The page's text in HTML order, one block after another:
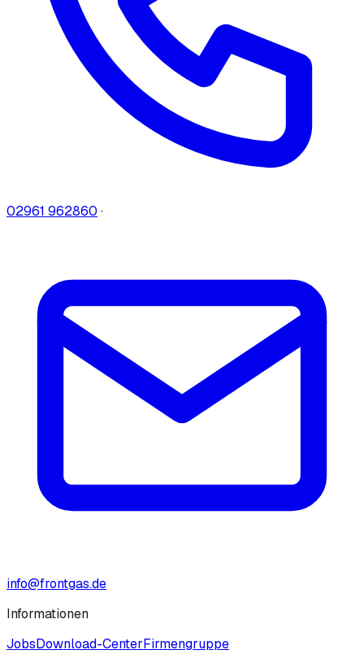
02961 962860 ·
info@frontgas.de
Informationen
JobsDownload-CenterFirmengruppe